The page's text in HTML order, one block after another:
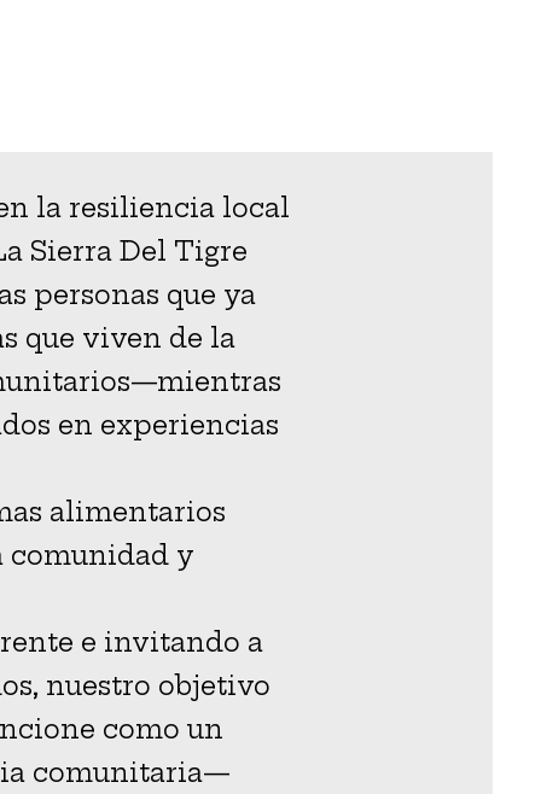
la resiliencia local
Sierra Del Tigre
personas que ya
que viven de la
en experiencias
alimentarios
comunidad y
e invitando a
nuestro objetivo
como un
comunitaria—